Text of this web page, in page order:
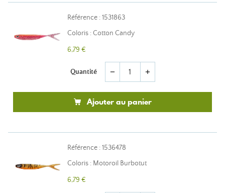
Référence : 1531863
Coloris : Cotton Candy
6,79 €
Quantité remove add
Ajouter au panier
Référence : 1536478
Coloris : Motoroil Burbotut
6,79 €